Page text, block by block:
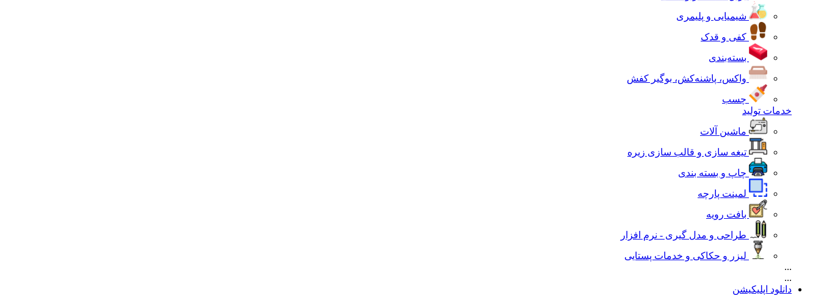
شیمیایی و پلیمری
کفی و قدک
بسته‌بندی
واکس، پاشنه‌کش، بوگیر کفش
چسب
خدمات تولید
ماشین آلات
تیغه سازی و قالب سازی زیره
چاپ و بسته بندی
لمینت پارچه
بافت رویه
طراحی و مدل گیری - نرم افزار
لیزر و حکاکی و خدمات پستایی
...
...
دانلود اپلیکیشن